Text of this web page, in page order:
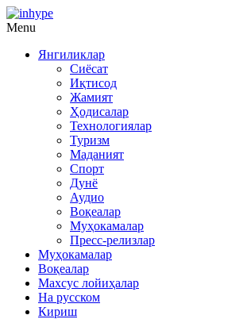
Menu
Янгиликлар
Сиёсат
Иқтисод
Жамият
Ҳодисалар
Технологиялар
Туризм
Маданият
Спорт
Дунё
Аудио
Воқеалар
Муҳокамалар
Пресс-релизлар
Муҳокамалар
Воқеалар
Махсус лойиҳалар
На русском
Кириш